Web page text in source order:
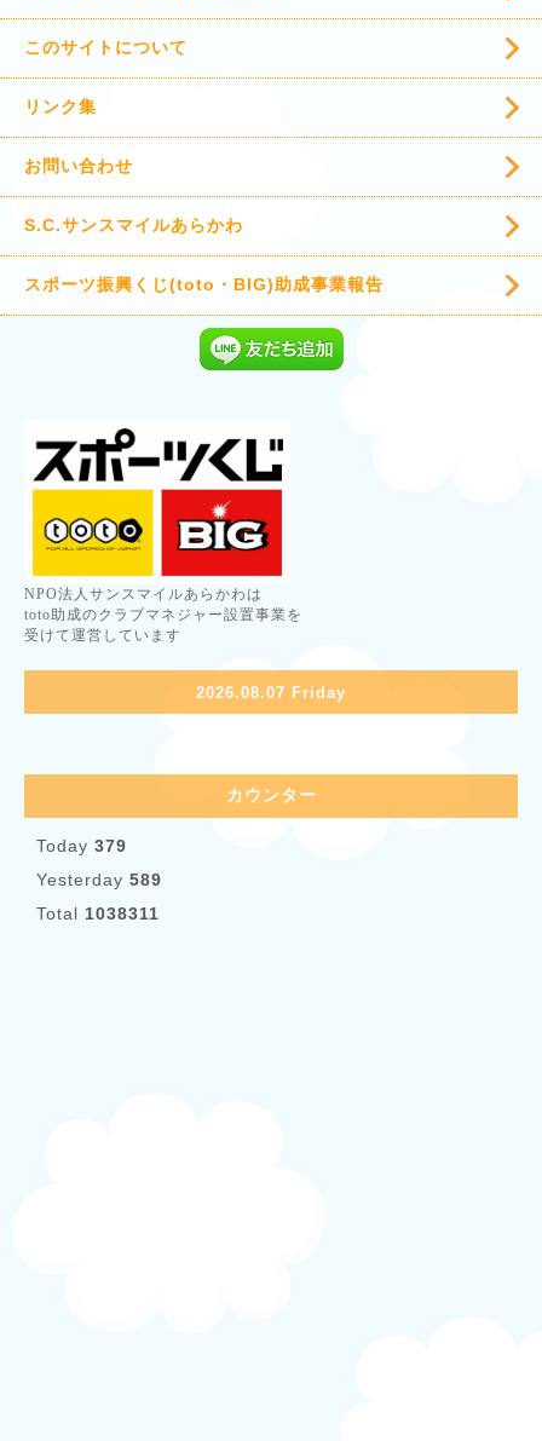
このサイトについて
リンク集
お問い合わせ
S.C.サンスマイルあらかわ
スポーツ振興くじ(toto・BIG)助成事業報告
NPO法人サンスマイルあらかわは
toto助成のクラブマネジャー設置事業を
受けて運営しています
2026.08.07 Friday
カウンター
Today 379
Yesterday 589
Total 1038311